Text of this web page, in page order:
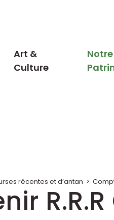
Art &
Culture
Notre
récentes et d’antan >
R.R.R